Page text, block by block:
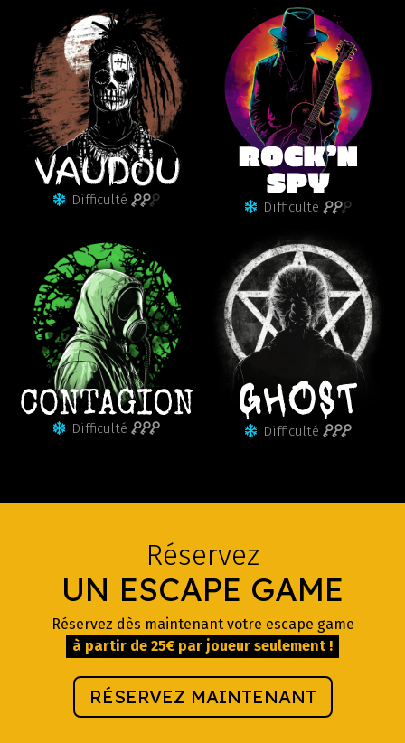
Difficulté Difficulté
Difficulté Difficulté
Réservez
UN ESCAPE GAME
Réservez dès maintenant votre escape game
à partir de 25€ par joueur seulement !
RÉSERVEZ MAINTENANT